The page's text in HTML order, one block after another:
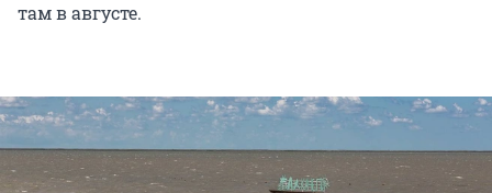
там в августе.